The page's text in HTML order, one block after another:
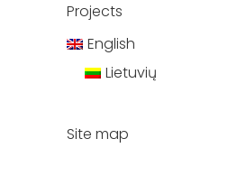
Projects
English
Lietuvių
Site map